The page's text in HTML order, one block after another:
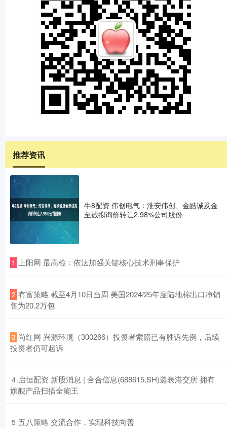
推荐资讯
牛8配资 伟创电气：淮安伟创、金皓诚及金
至诚拟询价转让2.98%公司股份
1 ​上阳网 最高检：依法加强关键核心技术刑事保护
2 ​有富策略 截至4月10日当周 美国2024/25年度陆地棉出口净销
售为20.2万包
3 ​尚红网 兴源环境（300266）投资者索赔已有胜诉先例，后续
投资者仍可起诉
4 ​启恒配资 新股消息 | 合合信息(688615.SH)递表港交所 拥有
旗舰产品扫描全能王
5 ​五八策略 交流合作，实现科技向善